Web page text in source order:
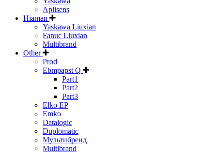
Aplisens
Hiaman
Yaskawa Liuxian
Fanuc Liuxian
Multibrand
Other
Prod
Ebmpapst Q
Part1
Part2
Part3
Elko EP
Emko
Datalogic
Duplomatic
Мультибренд
Multibrand